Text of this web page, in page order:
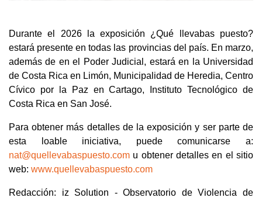
Durante el 2026 la exposición ¿Qué llevabas puesto?
estará presente en todas las provincias del país. En marzo,
además de en el Poder Judicial, estará en la Universidad
de Costa Rica en Limón, Municipalidad de Heredia, Centro
Cívico por la Paz en Cartago, Instituto Tecnológico de
Costa Rica en San José.
Para obtener más detalles de la exposición y ser parte de
esta loable iniciativa, puede comunicarse a:
nat@quellevabaspuesto.com u obtener detalles en el sitio
web: www.quellevabaspuesto.com
Redacción: iz Solution - Observatorio de Violencia de